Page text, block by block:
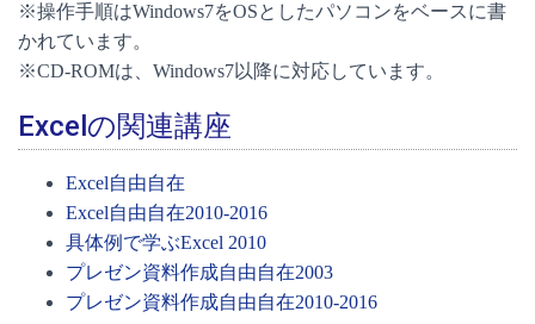
※操作手順はWindows7をOSとしたパソコンをベースに書
かれています。
※CD-ROMは、Windows7以降に対応しています。
Excelの関連講座
Excel自由自在
Excel自由自在2010-2016
具体例で学ぶExcel 2010
プレゼン資料作成自由自在2003
プレゼン資料作成自由自在2010-2016